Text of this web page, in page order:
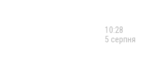
10:28
5 серпня